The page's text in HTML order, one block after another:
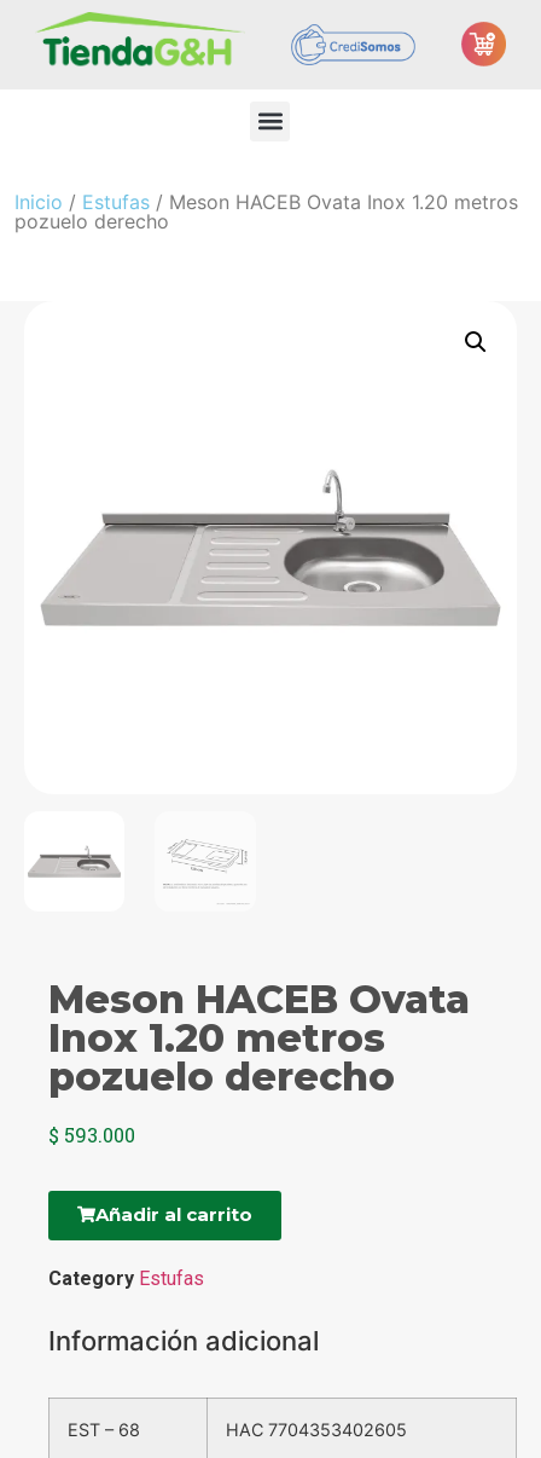
Inicio / Estufas / Meson HACEB Ovata Inox 1.20 metros
pozuelo derecho
Meson HACEB Ovata
Inox 1.20 metros
pozuelo derecho
$ 593.000
Añadir al carrito
Category Estufas
Información adicional
EST – 68 HAC 7704353402605